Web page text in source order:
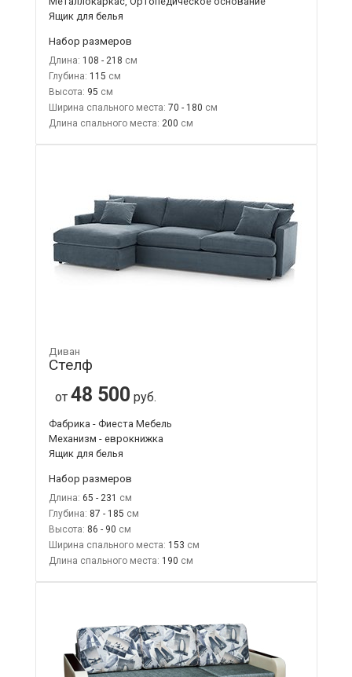
Ящик для белья
Набор размеров
Длина: 108 - 218
Глубина: 115
Высота: 95
Ширина спального места: 70 - 180
Длина спального места: 200
Диван
Стелф
от 48 500 руб.
Фабрика - Фиеста Мебель
Механизм - еврокнижка
Ящик для белья
Набор размеров
Длина: 65 - 231
Глубина: 87 - 185
Высота: 86 - 90
Ширина спального места: 153
Длина спального места: 190